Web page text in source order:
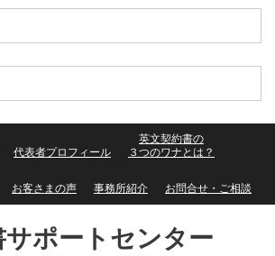
代表者プロフィール
英文契約書の
３つのワナとは？
お客さまの声 事務所紹介 お問合せ・ご相談
サポートセンター